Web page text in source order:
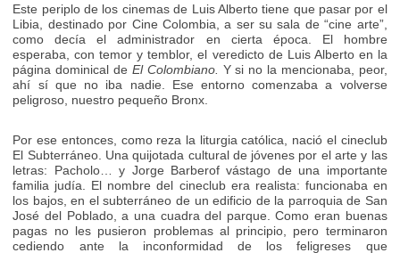
Este periplo de los cinemas de Luis Alberto tiene que pasar por el
Libia, destinado por Cine Colombia, a ser su sala de “cine arte”,
como decía el administrador en cierta época. El hombre
esperaba, con temor y temblor, el veredicto de Luis Alberto en la
página dominical de El Colombiano. Y si no la mencionaba, peor,
ahí sí que no iba nadie. Ese entorno comenzaba a volverse
peligroso, nuestro pequeño Bronx.
Por ese entonces, como reza la liturgia católica, nació el cineclub
El Subterráneo. Una quijotada cultural de jóvenes por el arte y las
letras: Pacholo… y Jorge Barberof vástago de una importante
familia judía. El nombre del cineclub era realista: funcionaba en
los bajos, en el subterráneo de un edificio de la parroquia de San
José del Poblado, a una cuadra del parque. Como eran buenas
pagas no les pusieron problemas al principio, pero terminaron
cediendo ante la inconformidad de los feligreses que